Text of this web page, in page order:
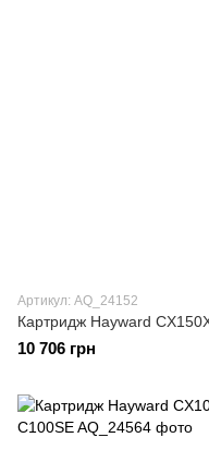
Артикул: AQ_24152
Картридж Hayward
10 706 грн